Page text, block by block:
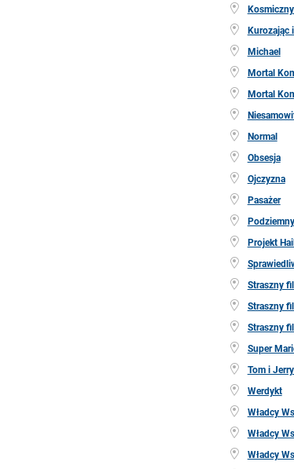
Kurozając
Michael
Mortal
Mortal
Normal
Obsesja
Ojczyzna
Pasażer
Projekt
Straszny
Straszny
Straszny
Super
Tom i
Werdykt
Władcy
Władcy
Władcy